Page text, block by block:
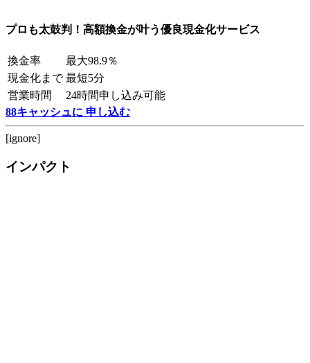
プロも太鼓判！高額換金が叶う優良現金化サービス
換金率
最大98.9％
現金化まで 最短5分
営業時間
24時間申し込み可能
88キャッシュに 申し込む
[ignore]
インパクト